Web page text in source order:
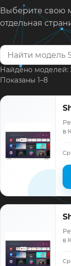
Выберите свою
отдельная
Найти модель
Найдено моделей:
Показаны 1–8
в
в